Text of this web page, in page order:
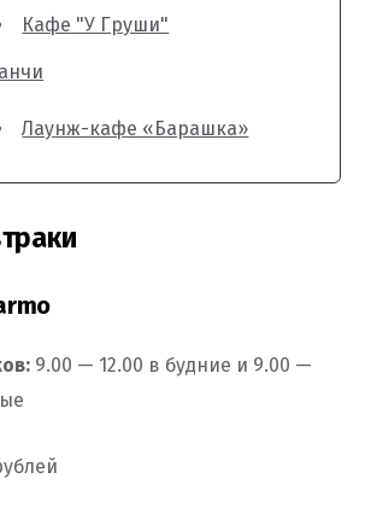
Кафе "У Груши"
Лаунж-кафе «Барашка»
9.00 — 12.00 в будние и 9.00 —